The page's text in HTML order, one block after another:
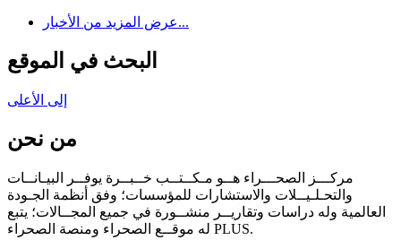
عرض المزيد من الأخبار...
البحث في الموقع
إلى الأعلى
من نحن
مركـــز الصحـــراء هــو مـكــتــب خــبــرة يوفــر البيـانــات
والتحـلـيــلات والاستشارات للمؤسسات؛ وفق أنظمة الجـودة
العالمية وله دراسات وتقاريــر منشــورة في جميع المجــالات؛ يتبع
له موقــع الصحراء ومنصة الصحراء PLUS.